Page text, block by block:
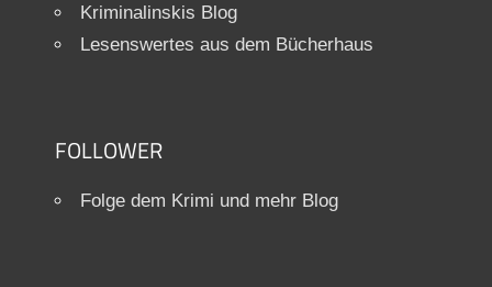
Kriminalinskis Blog
Lesenswertes aus dem Bücherhaus
FOLLOWER
Folge dem Krimi und mehr Blog